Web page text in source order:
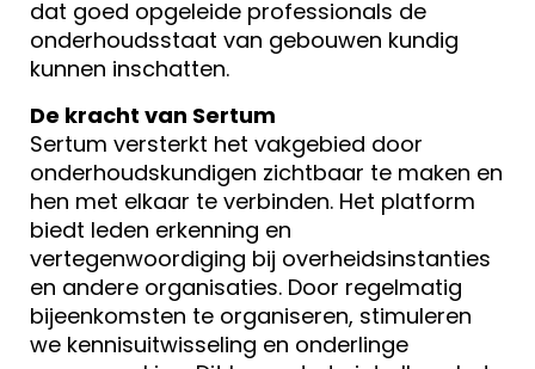
dat goed opgeleide professionals de
onderhoudsstaat van gebouwen kundig
kunnen inschatten.
De kracht van Sertum
Sertum versterkt het vakgebied door
onderhoudskundigen zichtbaar te maken en
hen met elkaar te verbinden. Het platform
biedt leden erkenning en
vertegenwoordiging bij overheidsinstanties
en andere organisaties. Door regelmatig
bijeenkomsten te organiseren, stimuleren
we kennisuitwisseling en onderlinge